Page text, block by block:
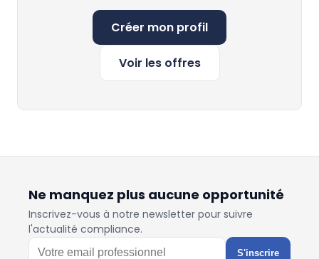
Créer mon profil
Voir les offres
Ne manquez plus aucune opportunité
Inscrivez-vous à notre newsletter pour suivre
l'actualité compliance.
S'inscrire